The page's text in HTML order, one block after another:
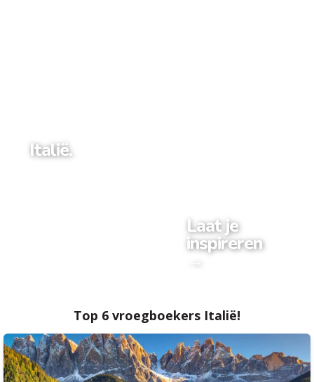
Italië.
Laat je
inspireren
Top 6 vroegboekers Italië!